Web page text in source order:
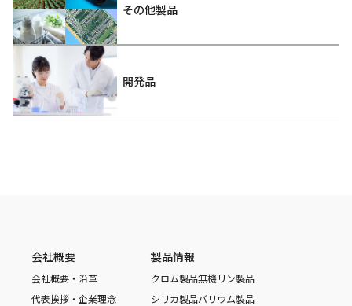
その他製品
開発品
会社概要
会社概要・沿革
代表挨拶・企業理念
製品情報
クロム製品無機リン製品
シリカ製品バリウム製品